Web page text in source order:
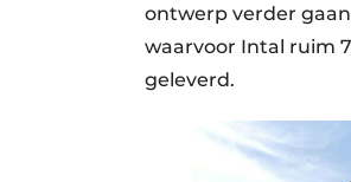
ontwerp verder
waarvoor Intal ruim
geleverd.